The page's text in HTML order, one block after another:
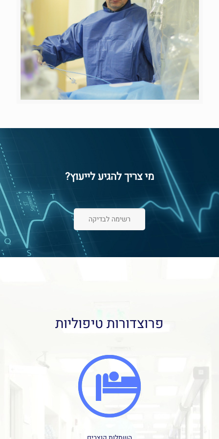
מי צריך להגיע לייעוץ?
רשימה לבדיקה
פרוצדורות טיפוליות